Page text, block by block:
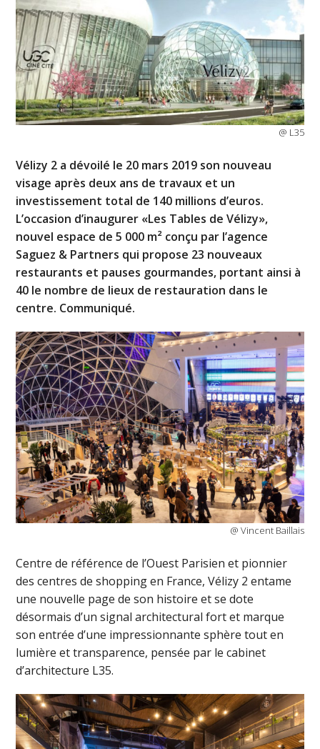
@ L35
Vélizy 2 a dévoilé le 20 mars 2019 son nouveau
visage après deux ans de travaux et un
investissement total de 140 millions d’euros.
L’occasion d’inaugurer «Les Tables de Vélizy»,
nouvel espace de 5 000 m² conçu par l’agence
Saguez & Partners qui propose 23 nouveaux
restaurants et pauses gourmandes, portant ainsi à
40 le nombre de lieux de restauration dans le
centre. Communiqué.
@ Vincent Baillais
Centre de référence de l’Ouest Parisien et pionnier
des centres de shopping en France, Vélizy 2 entame
une nouvelle page de son histoire et se dote
désormais d’un signal architectural fort et marque
son entrée d’une impressionnante sphère tout en
lumière et transparence, pensée par le cabinet
d’architecture L35.